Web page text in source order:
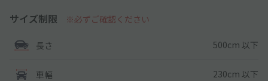
サイズ制限 ※必ずご確認ください
長さ 500cm 以下
車幅 230cm 以下